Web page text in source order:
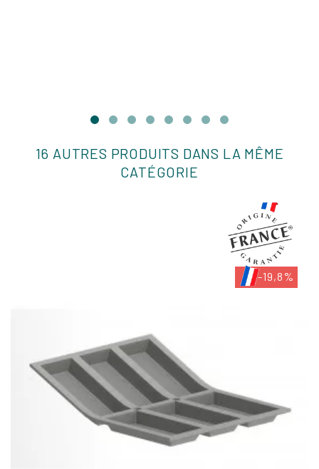
16 AUTRES PRODUITS DANS LA MÊME
CATÉGORIE
-19,8%